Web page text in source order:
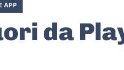
APP
da